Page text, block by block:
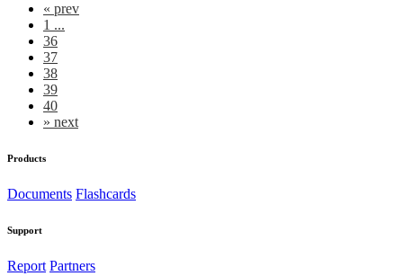
« prev
1 ...
36
37
38
39
40
» next
Products
Documents Flashcards
Support
Report Partners